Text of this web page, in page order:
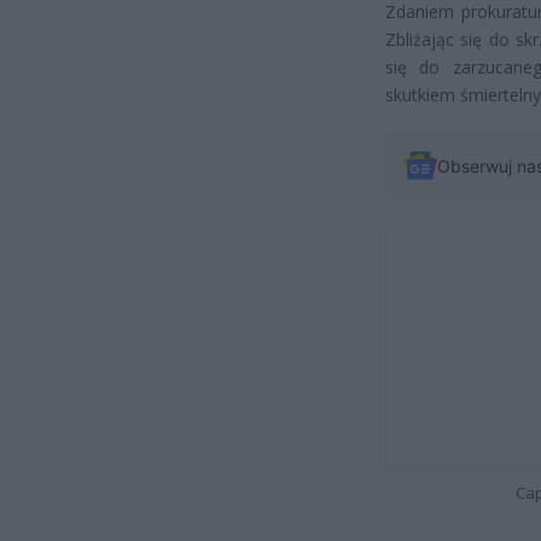
Zdaniem
Zbliżając się do
się do
skutkiem
Obserwuj